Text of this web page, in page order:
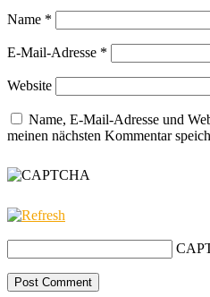
Name *
E-Mail-Adresse *
Website
Name, E-Mail-Adresse und
meinen nächsten Kommentar